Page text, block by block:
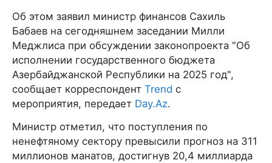
Об этом заявил министр финансов Сахиль
Бабаев на сегодняшнем заседании Милли
Меджлиса при обсуждении законопроекта "Об
исполнении государственного бюджета
Азербайджанской Республики на 2025 год",
сообщает корреспондент Trend с
мероприятия, передает Day.Az.
Министр отметил, что поступления по
ненефтяному сектору превысили прогноз на 311
миллионов манатов, достигнув 20,4 миллиарда